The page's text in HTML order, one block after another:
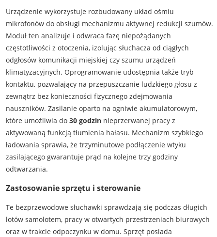
Urządzenie wykorzystuje rozbudowany układ ośmiu
mikrofonów do obsługi mechanizmu aktywnej redukcji szumów.
Moduł ten analizuje i odwraca fazę niepożądanych
częstotliwości z otoczenia, izolując słuchacza od ciągłych
odgłosów komunikacji miejskiej czy szumu urządzeń
klimatyzacyjnych. Oprogramowanie udostępnia także tryb
kontaktu, pozwalający na przepuszczanie ludzkiego głosu z
zewnątrz bez konieczności fizycznego zdejmowania
nauszników. Zasilanie oparto na ogniwie akumulatorowym,
które umożliwia do 30 godzinnieprzerwanej pracy z
aktywowaną funkcją tłumienia hałasu. Mechanizm szybkiego
ładowania sprawia, że trzyminutowe podłączenie wtyku
zasilającego gwarantuje prąd na kolejne trzy godziny
odtwarzania.
Zastosowanie sprzętu i sterowanie
Te bezprzewodowe słuchawki sprawdzają się podczas długich
lotów samolotem, pracy w otwartych przestrzeniach biurowych
oraz w trakcie odpoczynku w domu. Sprzęt posiada